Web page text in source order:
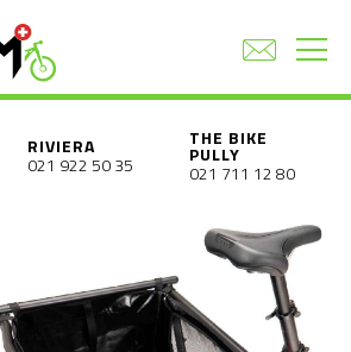
RIVIERA
021 922 50 35
THE BIKE
PULLY
021 711 12 80